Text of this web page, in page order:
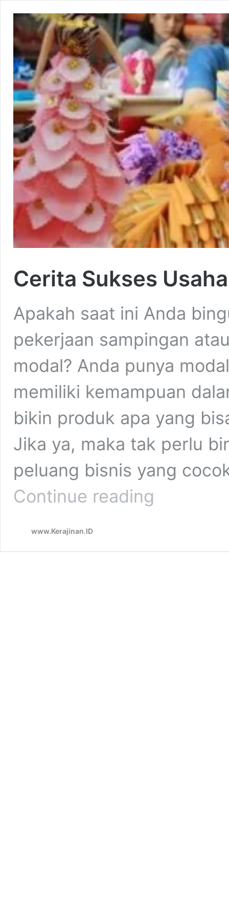
Cerita Sukses
Apakah saat ini Anda
pekerjaan sampingan
modal? Anda punya
memiliki kemampuan
bikin produk apa yang
Jika ya, maka tak perlu
peluang bisnis yang
Continue reading
www.Kerajinan.ID